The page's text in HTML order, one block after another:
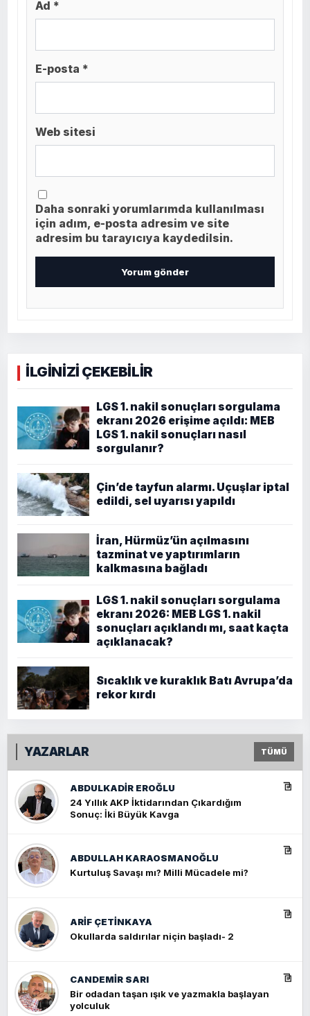
Ad *
E-posta *
Web sitesi
Daha sonraki yorumlarımda kullanılması
için adım, e-posta adresim ve site
adresim bu tarayıcıya kaydedilsin.
İLGİNİZİ ÇEKEBİLİR
LGS 1. nakil sonuçları sorgulama
ekranı 2026 erişime açıldı: MEB
LGS 1. nakil sonuçları nasıl
sorgulanır?
Çin’de tayfun alarmı. Uçuşlar iptal
edildi, sel uyarısı yapıldı
İran, Hürmüz’ün açılmasını
tazminat ve yaptırımların
kalkmasına bağladı
LGS 1. nakil sonuçları sorgulama
ekranı 2026: MEB LGS 1. nakil
sonuçları açıklandı mı, saat kaçta
açıklanacak?
Sıcaklık ve kuraklık Batı Avrupa’da
rekor kırdı
YAZARLAR TÜMÜ
ABDULKADIR EROĞLU
24 Yıllık AKP İktidarından Çıkardığım
Sonuç: İki Büyük Kavga
ABDULLAH KARAOSMANOĞLU
Kurtuluş Savaşı mı? Milli Mücadele mi?
ARIF ÇETİNKAYA
Okullarda saldırılar niçin başladı- 2
CANDEMIR SARI
Bir odadan taşan ışık ve yazmakla başlayan
yolculuk